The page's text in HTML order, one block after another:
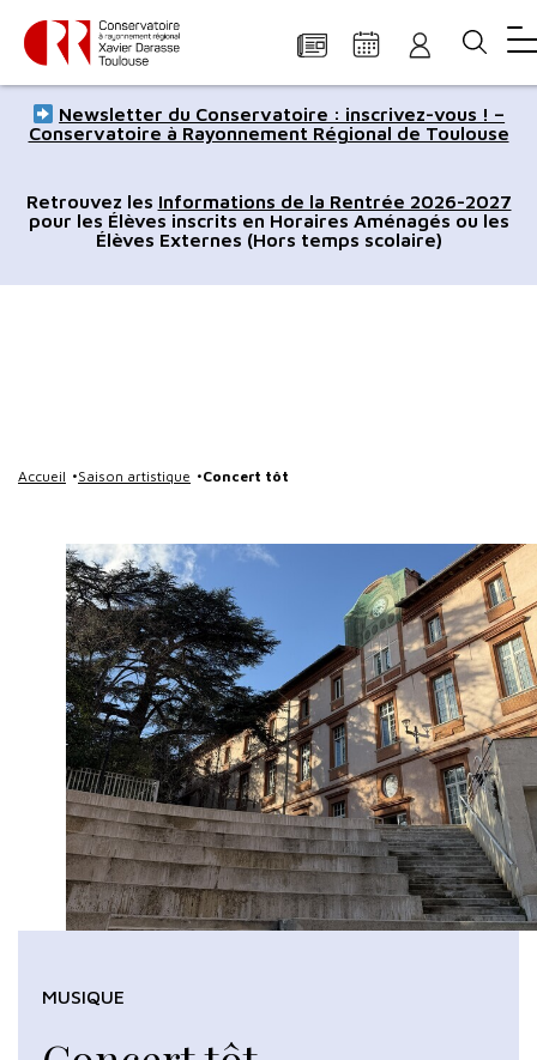
Panneau de gestion des cookies
Aller
au
principal
à
navigation
à
recherche
au
de
page
au
du
site
Newsletter du Conservatoire : inscrivez-vous ! –
Conservatoire à Rayonnement Régional de Toulouse
Retrouvez les Informations de la Rentrée 2026-2027
pour les Élèves inscrits en Horaires Aménagés ou les
Élèves Externes (Hors temps scolaire)
Accueil Saison artistique Concert tôt
MUSIQUE